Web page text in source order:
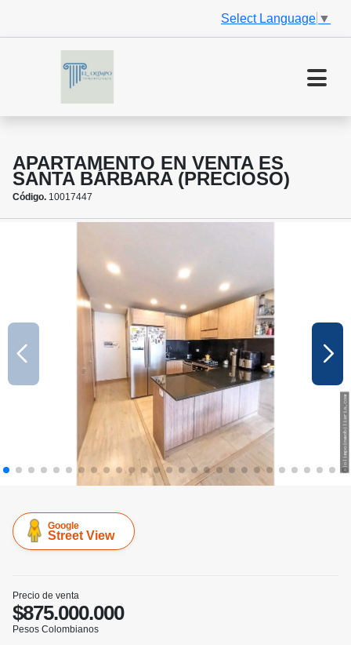
Select Language ▼
APARTAMENTO EN VENTA ES
SANTA BÁRBARA (PRECIOSO)
Código. 10017447
Google
Street View
Precio de venta
$875.000.000
Pesos Colombianos